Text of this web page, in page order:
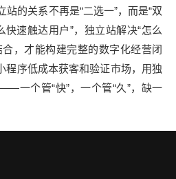
站的关系不再是“二选一”，而是“双
快速触达用户”，独立站解决“怎么
，才能构建完整的数字化经营闭
程序低成本获客和验证市场，用独
一个管“快”，一个管“久”，缺一